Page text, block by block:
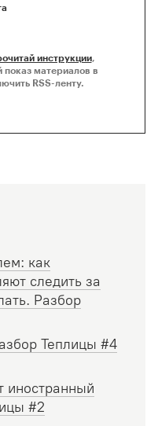
инструкции,
показ материалов в
RSS-ленту.
как
следить за
Разбор
Теплицы #4
иностранный
#2